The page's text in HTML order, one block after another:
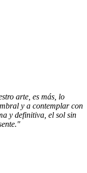
arte, es más, lo
y a contemplar con
y definitiva, el sol sin